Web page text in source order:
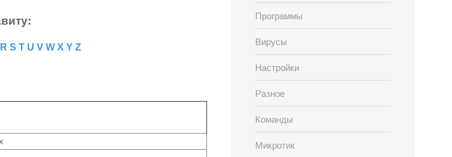
R S T U V W X Y Z
Программы
Вирусы
Настройки
Разное
Команды
Микротик